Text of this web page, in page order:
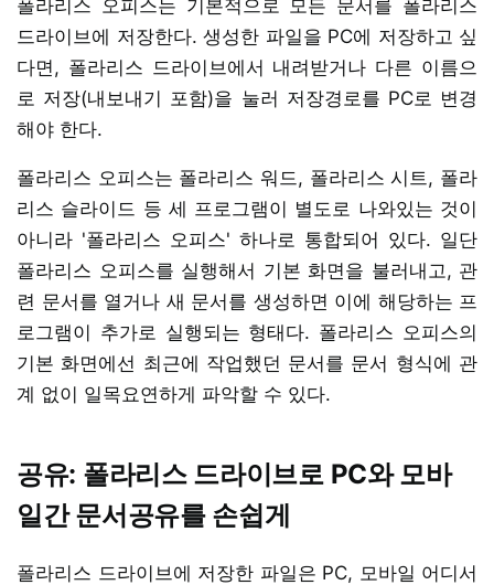
폴라리스 오피스는 기본적으로 모든 문서를 폴라리스
드라이브에 저장한다. 생성한 파일을 PC에 저장하고 싶
다면, 폴라리스 드라이브에서 내려받거나 다른 이름으
로 저장(내보내기 포함)을 눌러 저장경로를 PC로 변경
해야 한다.
폴라리스 오피스는 폴라리스 워드, 폴라리스 시트, 폴라
리스 슬라이드 등 세 프로그램이 별도로 나와있는 것이
아니라 '폴라리스 오피스' 하나로 통합되어 있다. 일단
폴라리스 오피스를 실행해서 기본 화면을 불러내고, 관
련 문서를 열거나 새 문서를 생성하면 이에 해당하는 프
로그램이 추가로 실행되는 형태다. 폴라리스 오피스의
기본 화면에선 최근에 작업했던 문서를 문서 형식에 관
계 없이 일목요연하게 파악할 수 있다.
공유: 폴라리스 드라이브로 PC와 모바
일간 문서공유를 손쉽게
폴라리스 드라이브에 저장한 파일은 PC, 모바일 어디서